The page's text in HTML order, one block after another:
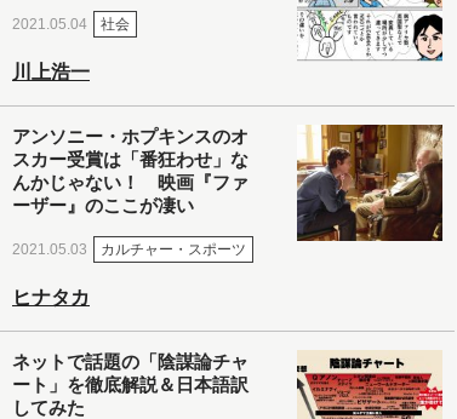
2021.05.04 社会
川上浩一
アンソニー・ホプキンスのオ
スカー受賞は「番狂わせ」な
んかじゃない！ 映画『ファ
ーザー』のここが凄い
2021.05.03 カルチャー・スポーツ
ヒナタカ
ネットで話題の「陰謀論チャ
ート」を徹底解説＆日本語訳
してみた